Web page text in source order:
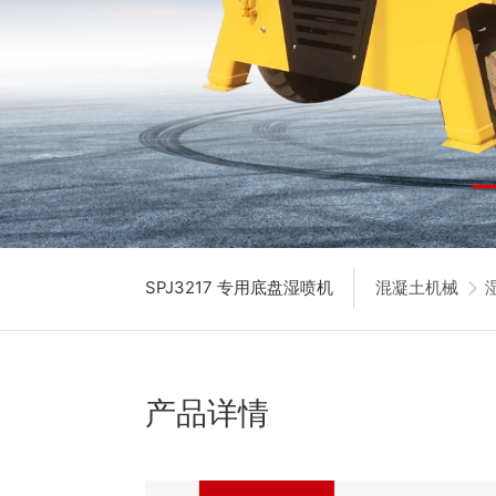
SPJ3217 专用底盘湿喷机 混凝土机械
产品详情